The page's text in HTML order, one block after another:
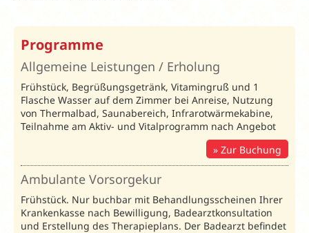
Programme
Allgemeine Leistungen / Erholung
Frühstück, Begrüßungsgetränk, Vitamingruß und 1
Flasche Wasser auf dem Zimmer bei Anreise, Nutzung
von Thermalbad, Saunabereich, Infrarotwärmekabine,
Teilnahme am Aktiv- und Vitalprogramm nach Angebot
Zur Buchung
Ambulante Vorsorgekur
Frühstück. Nur buchbar mit Behandlungsscheinen Ihrer
Krankenkasse nach Bewilligung, Badearztkonsultation
und Erstellung des Therapieplans. Der Badearzt befindet
Spartipp und Frühbucher
2026
SPARTIPP
Erholung
14 =
13und21
= 19gilt
Weihnachten
& Silvester
3% Rabatt
bei
Buchung
bis